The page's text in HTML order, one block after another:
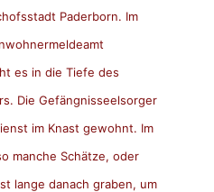
Paderborn. Im
es in die Tiefe des
Die Gefängnisseelsorger
im Knast gewohnt. Im
manche Schätze, oder
lange danach graben, um